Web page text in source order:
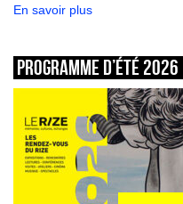
En savoir plus
Programme d’été 2026